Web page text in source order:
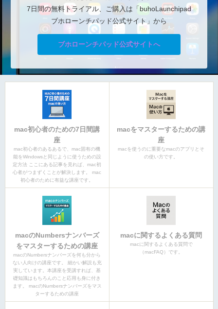
7日間の無料トライアル、ご購入は「buhoLaunchipad
ブホローンチパッド公式サイト」から
ブホローンチパッド公式サイトへ
mac初心者のための7日間講
座
mac初心者のあるあるで、mac固有の機
能をWindowsと同じように使うための設
定方法 ここにある記事を見れば、mac初
心者がつまずくことが解決します。 mac
初心者のために有益な講座です。
macをマスターするための講
座
macを使うのに重要なmacのアプリとそ
の使い方です。
macのNumbersナンバーズ
をマスターするための講座
macのNumbersナンバーズを何も分から
ない人向けの講座です。 細かい解説も充
実しています。本講座を受講すれば、基
礎知識はもちろんのこと応用も身に付き
ます。 macのNumbersナンバーズをマス
ターするための講座
macに関するよくある質問
macに関するよくある質問で
（macFAQ）です。